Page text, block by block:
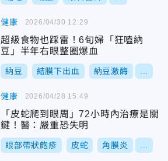
健康
超級食物也踩雷！6旬婦「狂嗑納
豆」半年右眼整圈爆血
納豆 結膜下出血 納豆激酶
2026/04/30 12:29
健康
「皮蛇爬到眼周」72小時內治療是關
鍵！醫：嚴重恐失明
眼部帶狀皰疹 皮蛇 角膜炎
2026/04/28 15:49